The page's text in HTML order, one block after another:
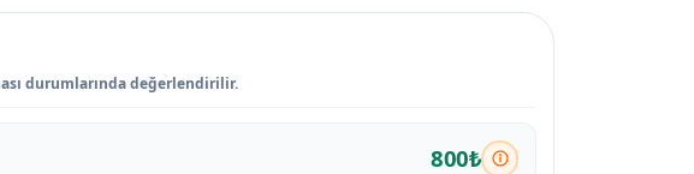
durumlarında değerlendirilir.
800₺